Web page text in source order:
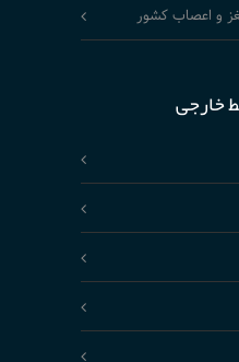
و اعصاب کشور
خارجی